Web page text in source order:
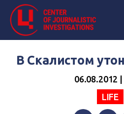
В Скалистом
06.08.2012
LIFE